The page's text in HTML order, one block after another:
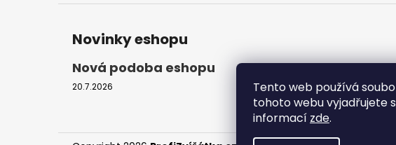
Tento web používá
tohoto webu vyjadřujete
informací zde.
Novinky eshopu
Nová podoba eshopu
20.7.2026